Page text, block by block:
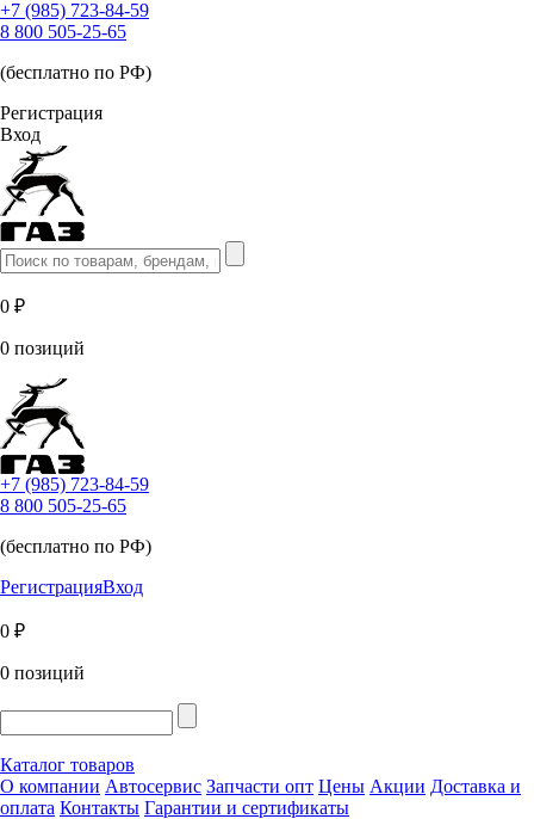
+7 (985) 723-84-59
8 800 505-25-65
(бесплатно по РФ)
Регистрация
Вход
0 ₽
0 позиций
+7 (985) 723-84-59
8 800 505-25-65
(бесплатно по РФ)
РегистрацияВход
0 ₽
0 позиций
Каталог товаров
О компании Автосервис Запчасти опт Цены Акции Доставка и
оплата Контакты Гарантии и сертификаты